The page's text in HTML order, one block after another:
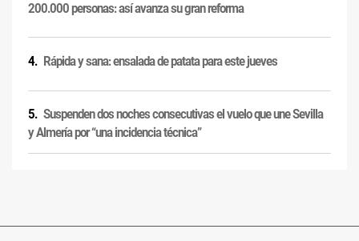
200.000 personas: así avanza su gran reforma
Rápida y sana: ensalada de patata para este jueves
Suspenden dos noches consecutivas el vuelo que une Sevilla
y Almería por “una incidencia técnica”